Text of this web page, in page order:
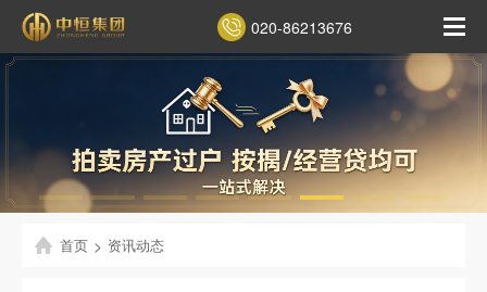
020-86213676
首页 > 资讯动态